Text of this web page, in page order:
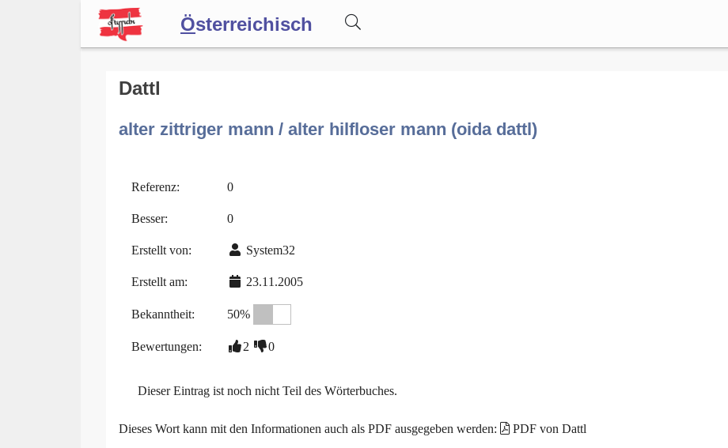
Österreichisch
Forum
Blog
Dattl
alter zittriger mann / alter hilfloser mann (oida dattl)
Referenz: 0
Besser: 0
Erstellt von: System32
Erstellt am: 23.11.2005
Bekanntheit: 50%
Bewertungen: 2 0
Dieser Eintrag ist noch nicht Teil des Wörterbuches.
Dieses Wort kann mit den Informationen auch als PDF ausgegeben werden: PDF von Dattl